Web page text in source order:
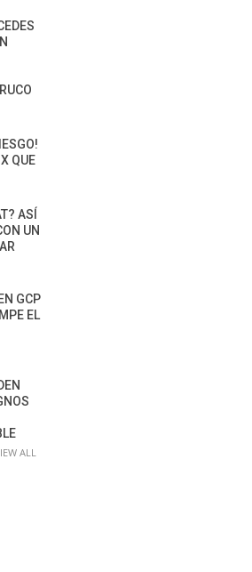
QUE
ASÍ
UN
GCP
EL
ALL